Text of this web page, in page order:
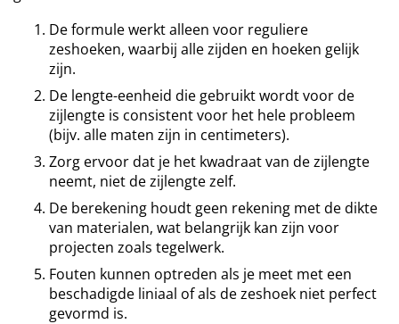
De formule werkt alleen voor reguliere
zeshoeken, waarbij alle zijden en hoeken gelijk
zijn.
De lengte-eenheid die gebruikt wordt voor de
zijlengte is consistent voor het hele probleem
(bijv. alle maten zijn in centimeters).
Zorg ervoor dat je het kwadraat van de zijlengte
neemt, niet de zijlengte zelf.
De berekening houdt geen rekening met de dikte
van materialen, wat belangrijk kan zijn voor
projecten zoals tegelwerk.
Fouten kunnen optreden als je meet met een
beschadigde liniaal of als de zeshoek niet perfect
gevormd is.